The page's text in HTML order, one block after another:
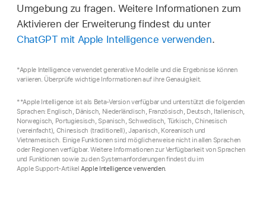
Umgebung zu fragen. Weitere Informationen zum
Aktivieren der Erweiterung findest du unter
ChatGPT mit Apple Intelligence verwenden.
*Apple Intelligence verwendet generative Modelle und die Ergebnisse können
variieren. Überprüfe wichtige Informationen auf ihre Genauigkeit.
**Apple Intelligence ist als Beta-Version verfügbar und unterstützt die folgenden
Sprachen: Englisch, Dänisch, Niederländisch, Französisch, Deutsch, Italienisch,
Norwegisch, Portugiesisch, Spanisch, Schwedisch, Türkisch, Chinesisch
(vereinfacht), Chinesisch (traditionell), Japanisch, Koreanisch und
Vietnamesisch. Einige Funktionen sind möglicherweise nicht in allen Sprachen
oder Regionen verfügbar. Weitere Informationen zur Verfügbarkeit von Sprachen
und Funktionen sowie zu den Systemanforderungen findest du im
Apple Support-ArtikelApple Intelligence verwenden.